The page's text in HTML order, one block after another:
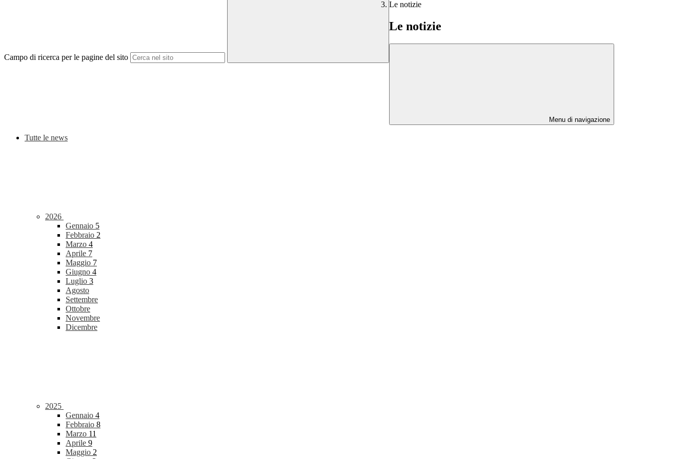
Campo di ricerca per le pagine del sito
Le notizie
Le notizie
Menu di navigazione
Tutte le news
2026
Gennaio 5
Febbraio 2
Marzo 4
Aprile 7
Maggio 7
Giugno 4
Luglio 3
Agosto
Settembre
Ottobre
Novembre
Dicembre
2025
Gennaio 4
Febbraio 8
Marzo 11
Aprile 9
Maggio 2